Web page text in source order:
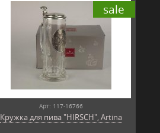
sale
Арт: 117-16766
Кружка для пива "HIRSCH", Artina